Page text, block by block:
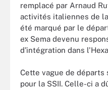
remplacé par Arnaud
activités italiennes de
été marqué par le
ex Sema devenu
d'intégration dans
Cette vague de
pour la SSII. Celle-ci a